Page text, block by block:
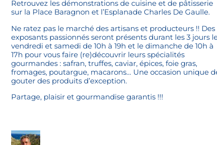
Retrouvez les démonstrations de cuisine et de pâtisserie
sur la Place Baragnon et l’Esplanade Charles De Gaulle.
Ne ratez pas le marché des artisans et producteurs !! Des
exposants passionnés seront présents durant les 3 jours
vendredi et samedi de 10h à 19h et le dimanche de 10h à
17h pour vous faire (re)découvrir leurs spécialités
gourmandes : safran, truffes, caviar, épices, foie gras,
fromages, poutargue, macarons… Une occasion unique
gouter des produits d’exception.
Partage, plaisir et gourmandise garantis !!!